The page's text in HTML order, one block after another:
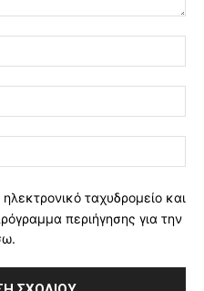
ταχυδρομείο και
περιήγησης για την